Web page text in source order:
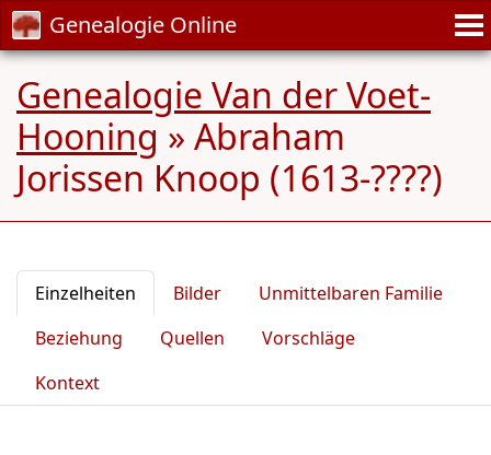
Genealogie Online
Genealogie Van der Voet-
Hooning » Abraham
Jorissen Knoop (1613-????)
Einzelheiten Bilder
Unmittelbaren Familie
Beziehung
Quellen
Vorschläge
Kontext